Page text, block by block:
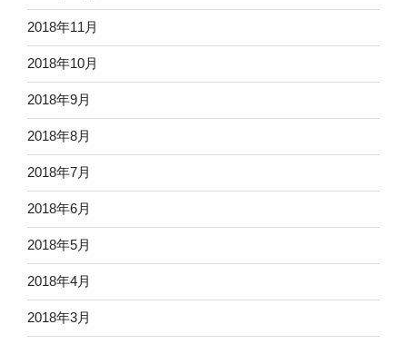
2018年11月
2018年10月
2018年9月
2018年8月
2018年7月
2018年6月
2018年5月
2018年4月
2018年3月